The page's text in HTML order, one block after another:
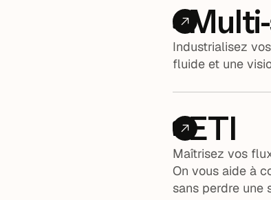
Industrialisez
fluide et une
ETI
Maîtrisez vos
On vous aide à
sans perdre une